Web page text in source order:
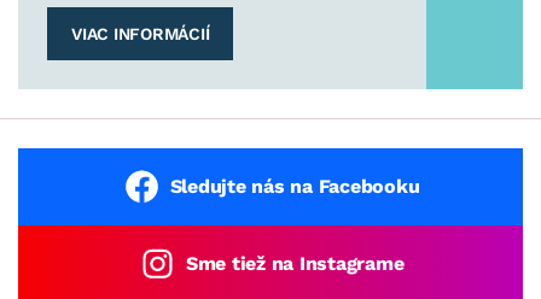
VIAC INFORMÁCIÍ
Sledujte nás na Facebooku
Sme tiež na Instagrame